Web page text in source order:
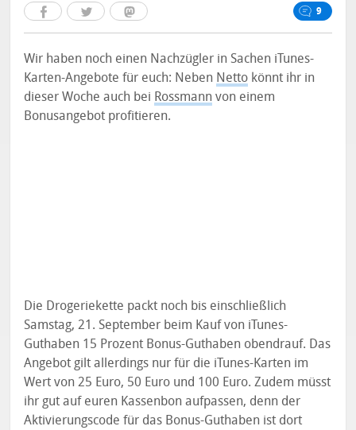
9
Wir haben noch einen Nachzügler in Sachen iTunes-
Karten-Angebote für euch: Neben Netto könnt ihr in
dieser Woche auch bei Rossmann von einem
Bonusangebot profitieren.
Die Drogeriekette packt noch bis einschließlich
Samstag, 21. September beim Kauf von iTunes-
Guthaben 15 Prozent Bonus-Guthaben obendrauf. Das
Angebot gilt allerdings nur für die iTunes-Karten im
Wert von 25 Euro, 50 Euro und 100 Euro. Zudem müsst
ihr gut auf euren Kassenbon aufpassen, denn der
Aktivierungscode für das Bonus-Guthaben ist dort